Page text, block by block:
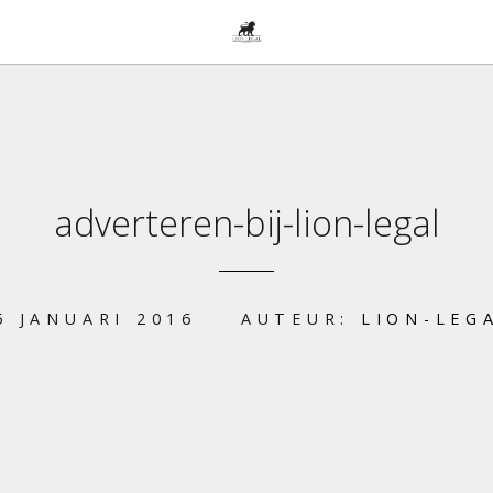
adverteren-bij-lion-legal
JANUARI 2016 AUTEUR: LION-